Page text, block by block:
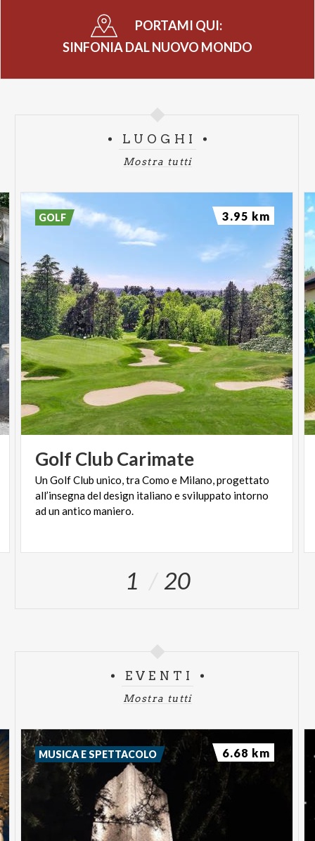
PORTAMI QUI:
SINFONIA DAL NUOVO MONDO
LUOGHI
Mostra tutti
Golf ClubCarimate
Un Golf Club unico, tra Como e Milano, progettato
all’insegna del design italiano e sviluppato intorno
ad un antico maniero.
GOLF 3.95 km
1 20
EVENTI
Mostra tutti
MUSICA E SPETTACOLO 6.68 km